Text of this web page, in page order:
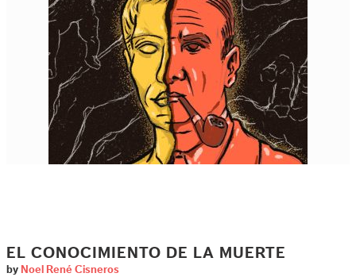
EL CONOCIMIENTO DE LA MUERTE
by Noel René Cisneros